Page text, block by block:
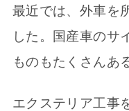
最近では、外車を
した。国産車のサ
ものもたくさんあ
エクステリア工事